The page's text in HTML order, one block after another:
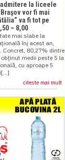
la liceele
vor fi mai
va fi tot pe
– 8,00
mai slabe la
înj acest an,
Concret, 80,27% dintre
medii peste 5 la
cu aproape 5
citeste mai mult